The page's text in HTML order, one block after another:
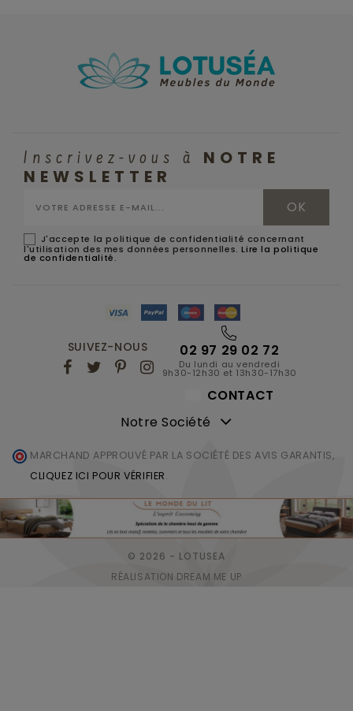
Inscrivez-vous à
NOTRE
NEWSLETTER
J'accepte la politique de confidentialité concernant
l'utilisation des mes données personnelles.Lire la politique
de confidentialité.
SUIVEZ-NOUS 02 97 29 02 72
Du lundi au vendredi
9h30-12h30 et 13h30-17h30
CONTACT
Notre Société
MARCHAND APPROUVÉ PAR LA SOCIÉTÉ DES AVIS GARANTIS,
CLIQUEZ ICI POUR VÉRIFIER.
© 2026 - LOTUSEA
RÉALISATION DREAM ME UP